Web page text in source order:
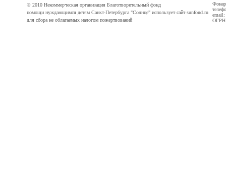
© 2010 Некоммерческая организация Благотворительный фонд
помощи нуждающимся детям Санкт-Петербурга "Солнце" использует сайт sunfond.ru
для сбора не облагаемых налогом пожертвований
email:
ОГРН